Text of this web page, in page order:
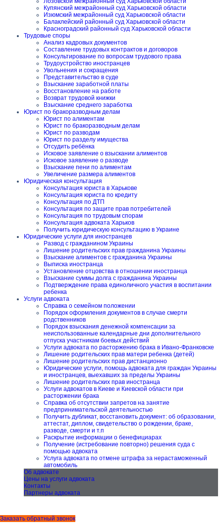
Заказать обратный звонок
Купянский межрайонный суд Харьковской области
Изюмский межрайонный суд Харьковской области
Балаклейский районный суд Харьковской области
Красноградский районный суд Харьковской области
Трудовые споры
Анализ кадровых документов
Составление трудовых контрактов и договоров
Консультирование по вопросам трудового права
Трудоустройство иностранцев
Увольнения и сокращения
Представительство в суде
Взыскание заработной платы
Восстановление на работе
Возврат трудовой книжки
Взыскание среднего заработка
Юрист по бракоразводным делам
Юрист по алиментам
Юрист по бракоразводным делам
Юрист по разводам
Юрист по разделу имущества
Отсудить ребёнка
Исковое заявление о взыскании алиментов
Исковое заявление о разводе
Взыскание пени по алиментам
Увеличение размера алиментов
Юридическая консультация
Консультация юриста в Харькове
Консультация юриста по кредиту
Консультация по ДТП
Консультация по защите прав потребителей
Консультация по трудовым спорам
Консультация адвоката Харьков
Получить юридическую консультацию в Украине
Юридические услуги для иностранцев
Развод с гражданином Украины
Лишение родительских прав гражданина Украины
Взыскание алиментов с гражданина Украины
Выписка иностранца
Установление отцовства в отношении иностранца
Взыскание суммы долга с гражданина Украины
Подтверждение права единоличного участия в воспитании
ребенка
Услуги адвоката
Справка о семейном положении
Порядок оформления документов в случае смерти
родственников
Порядок взыскания денежной компенсации за
неиспользованные календарные дни дополнительного
отпуска участникам боевых действий
Услуги адвоката по расторжению брака в Ивано-Франковске
Лишение родительских прав матери ребенка (детей)
Лишение родительских прав дистанционно
Юридические услуги, помощь адвоката для граждан Украины
и иностранцев, выехавших за пределы Украины
Лишение родительских прав иностранца
Услуги адвокатов в Киеве и Киевской области при
расторжении брака
Справка об отсутствии запретов на занятие
предпринимательской деятельностью
Получить дубликат, восстановить документ: об образовании,
аттестат, диплом, свидетельство о рождении, браке,
разводе, смерти и т.п
Раскрытие информации о бенефициарах
Получение (истребование повторно) решения суда с
помощью адвоката
Услуга адвоката по отмене штрафа за нерастаможенный
автомобиль
Об адвокате
Цены на услуги адвоката
Контакты
Партнеры адвоката